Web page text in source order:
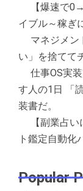
【爆速で
イブル～稼ぎ
マネジメ
い」を捨てて
仕事OS実
す人の1日 「
装書だ。
【副業占
ト鑑定自動化
Popular